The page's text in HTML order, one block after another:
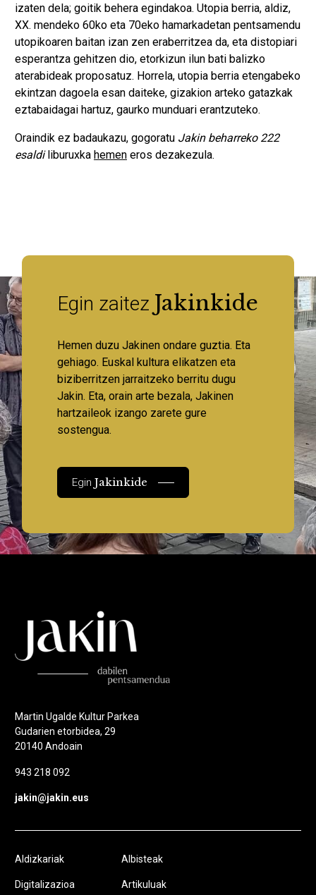
izaten dela; goitik behera egindakoa. Utopia berria, aldiz,
XX. mendeko 60ko eta 70eko hamarkadetan pentsamendu
utopikoaren baitan izan zen eraberritzea da, eta distopiari
esperantza gehitzen dio, etorkizun ilun bati balizko
aterabideak proposatuz. Horrela, utopia berria etengabeko
ekintzan dagoela esan daiteke, gizakion arteko gatazkak
eztabaidagai hartuz, gaurko munduari erantzuteko.
Oraindik ez badaukazu, gogoratu Jakin beharreko 222
esaldiliburuxka hemeneros dezakezula.
Egin zaitez Jakinkide
Hemen duzu Jakinen ondare guztia. Eta
gehiago. Euskal kultura elikatzen eta
biziberritzen jarraitzeko berritu dugu
Jakin. Eta, orain arte bezala, Jakinen
hartzaileok izango zarete gure
sostengua.
EginJakinkide
Martin Ugalde Kultur Parkea
Gudarien etorbidea, 29
20140 Andoain
943 218 092
jakin@jakin.eus
Aldizkariak
Digitalizazioa
Albisteak
Artikuluak